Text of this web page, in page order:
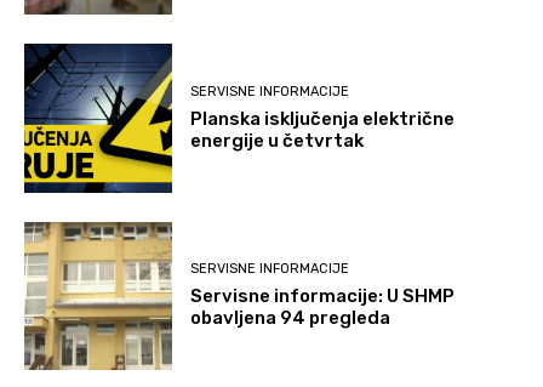
SERVISNE INFORMACIJE
Planska isključenja električne
energije u četvrtak
SERVISNE INFORMACIJE
Servisne informacije: U SHMP
obavljena 94 pregleda